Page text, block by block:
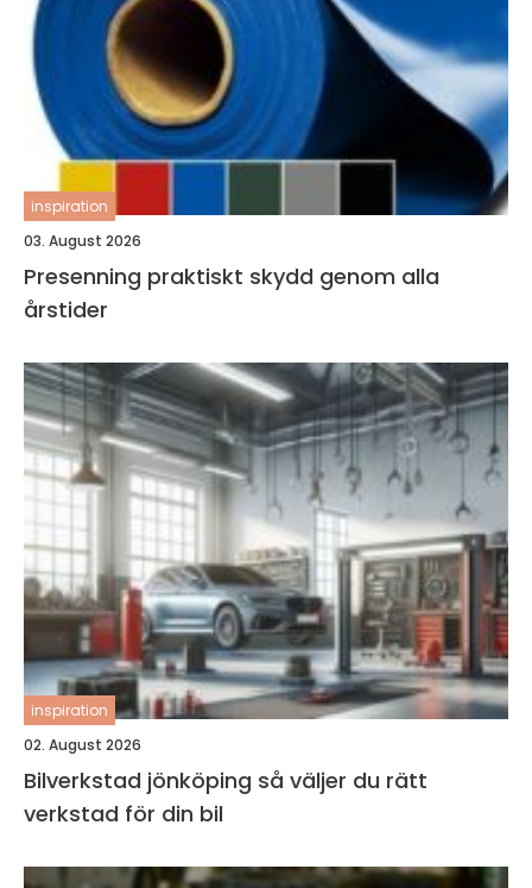
inspiration
03. August 2026
Presenning praktiskt skydd genom alla
årstider
inspiration
02. August 2026
Bilverkstad jönköping så väljer du rätt
verkstad för din bil